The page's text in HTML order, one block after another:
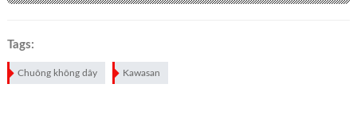
Tags:
Chuông không dây Kawasan